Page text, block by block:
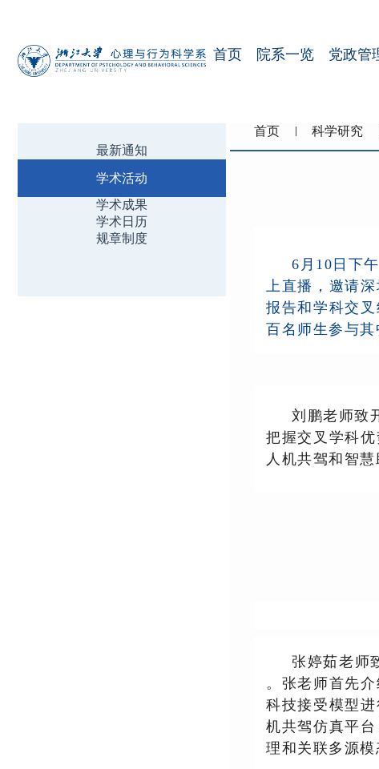
首页 院系一览 党政管
最新通知
学术活动
学术成果
学术日历
规章制度
首页 科学研究
6 月 10 日下
上直播，邀请
报告和学科交
百名师生参与其
刘鹏老师致
把握交叉学科
人机共驾和智慧
张婷茹老师
。张老师首先
科技接受模型
机共驾仿真平
理和关联多源模